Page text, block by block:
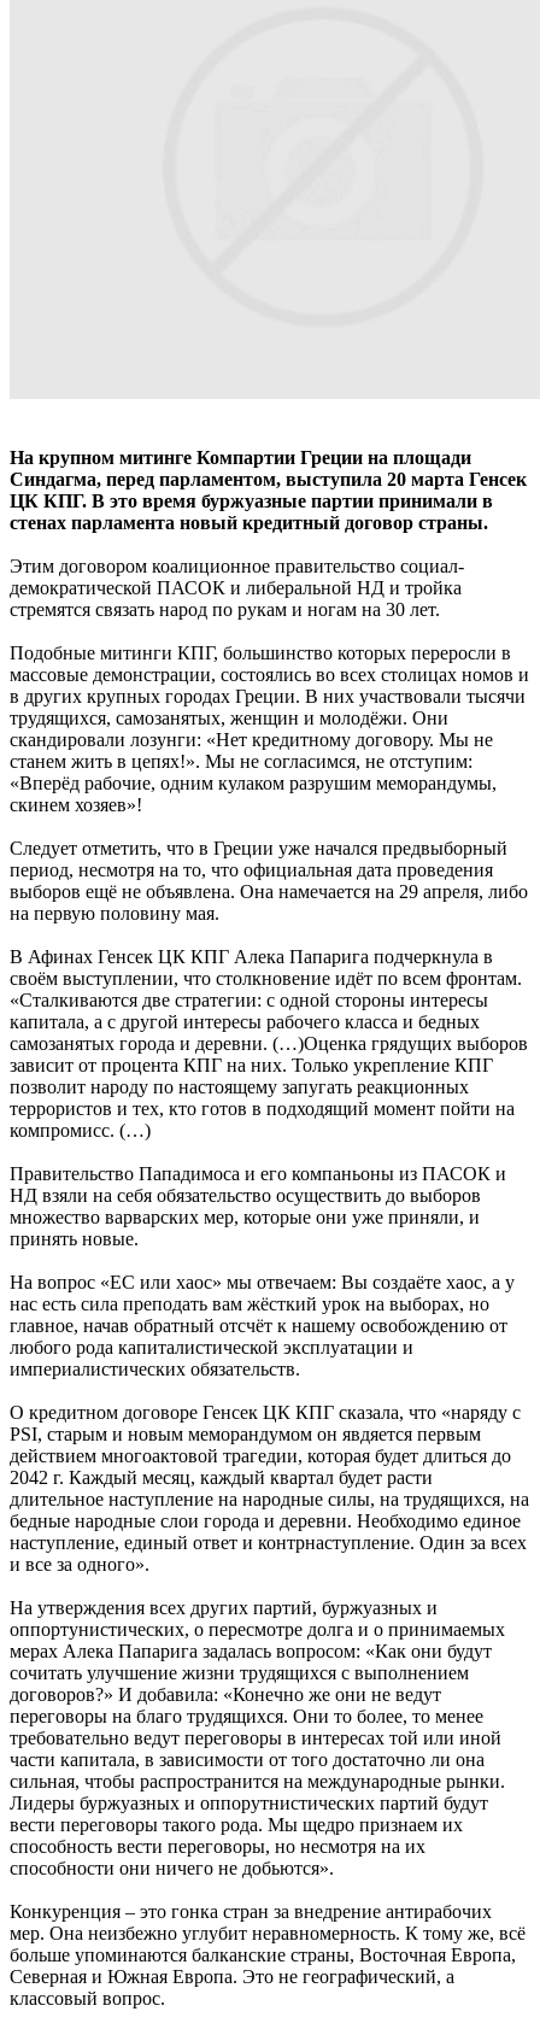
На крупном митинге Компартии Греции на площади
Синдагма, перед парламентом, выступила 20 марта Генсек
ЦК КПГ. В это время буржуазные партии принимали в
стенах парламента новый кредитный договор страны.
Этим договором коалиционное правительство социал-
демократической ПАСОК и либеральной НД и тройка
стремятся связать народ по рукам и ногам на 30 лет.
Подобные митинги КПГ, большинство которых переросли в
массовые демонстрации, состоялись во всех столицах номов и
в других крупных городах Греции. В них участвовали тысячи
трудящихся, самозанятых, женщин и молодёжи. Они
скандировали лозунги: «Нет кредитному договору. Мы не
станем жить в цепях!». Мы не согласимся, не отступим:
«Вперёд рабочие, одним кулаком разрушим меморандумы,
скинем хозяев»!
Следует отметить, что в Греции уже начался предвыборный
период, несмотря на то, что официальная дата проведения
выборов ещё не объявлена. Она намечается на 29 апреля, либо
на первую половину мая.
В Афинах Генсек ЦК КПГ Алека Папарига подчеркнула в
своём выступлении, что столкновение идёт по всем фронтам.
«Сталкиваются две стратегии: с одной стороны интересы
капитала, а с другой интересы рабочего класса и бедных
самозанятых города и деревни. (…)Оценка грядущих выборов
зависит от процента КПГ на них. Только укрепление КПГ
позволит народу по настоящему запугать реакционных
террористов и тех, кто готов в подходящий момент пойти на
компромисс. (…)
Правительство Пападимоса и его компаньоны из ПАСОК и
НД взяли на себя обязательство осуществить до выборов
множество варварских мер, которые они уже приняли, и
принять новые.
На вопрос «ЕС или хаос» мы отвечаем: Вы создаёте хаос, а у
нас есть сила преподать вам жёсткий урок на выборах, но
главное, начав обратный отсчёт к нашему освобождению от
любого рода капиталистической эксплуатации и
империалистических обязательств.
О кредитном договоре Генсек ЦК КПГ сказала, что «наряду с
PSI, старым и новым меморандумом он явдяется первым
действием многоактовой трагедии, которая будет длиться до
2042 г. Каждый месяц, каждый квартал будет расти
длительное наступление на народные силы, на трудящихся, на
бедные народные слои города и деревни. Необходимо единое
наступление, единый ответ и контрнаступление. Один за всех
и все за одного».
На утверждения всех других партий, буржуазных и
оппортунистических, о пересмотре долга и о принимаемых
мерах Алека Папарига задалась вопросом: «Как они будут
сочитать улучшение жизни трудящихся с выполнением
договоров?» И добавила: «Конечно же они не ведут
переговоры на благо трудящихся. Они то более, то менее
требовательно ведут переговоры в интересах той или иной
части капитала, в зависимости от того достаточно ли она
сильная, чтобы распространится на международные рынки.
Лидеры буржуазных и оппорутнистических партий будут
вести переговоры такого рода. Мы щедро признаем их
способность вести переговоры, но несмотря на их
способности они ничего не добьются».
Конкуренция – это гонка стран за внедрение антирабочих
мер. Она неизбежно углубит неравномерность. К тому же, всё
больше упоминаются балканские страны, Восточная Европа,
Северная и Южная Европа. Это не географический, а
классовый вопрос.